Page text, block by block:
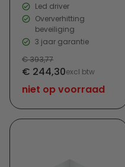
Led driver
Oververhitting
beveiliging
3 jaar garantie
Verkoopprijs
Normale
prijs
€ 393,77
€ 244,30excl btw
niet op voorraad